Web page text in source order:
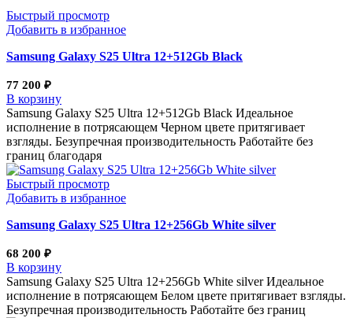
Быстрый просмотр
Добавить в избранное
Samsung Galaxy S25 Ultra 12+512Gb Black
77 200 ₽
В корзину
Samsung Galaxy S25 Ultra 12+512Gb Black Идеальное
исполнение в потрясающем Черном цвете притягивает
взгляды. Безупречная производительность Работайте без
границ благодаря
Быстрый просмотр
Добавить в избранное
Samsung Galaxy S25 Ultra 12+256Gb White silver
68 200 ₽
В корзину
Samsung Galaxy S25 Ultra 12+256Gb White silver Идеальное
исполнение в потрясающем Белом цвете притягивает взгляды.
Безупречная производительность Работайте без границ